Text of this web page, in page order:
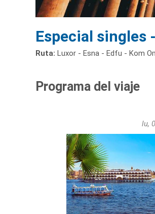
Especial singles
Ruta: Luxor - Esna - Edfu - Kom
Programa del viaje
lu,